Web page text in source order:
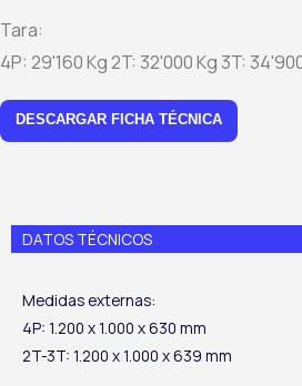
Tara:
4P: 29'160 Kg 2T: 32'000 Kg 3T:
DESCARGAR FICHA TÉCNICA
DATOS TÉCNICOS
Medidas externas:
4P: 1.200 x 1.000 x 630 mm
2T-3T: 1.200 x 1.000 x 639 mm